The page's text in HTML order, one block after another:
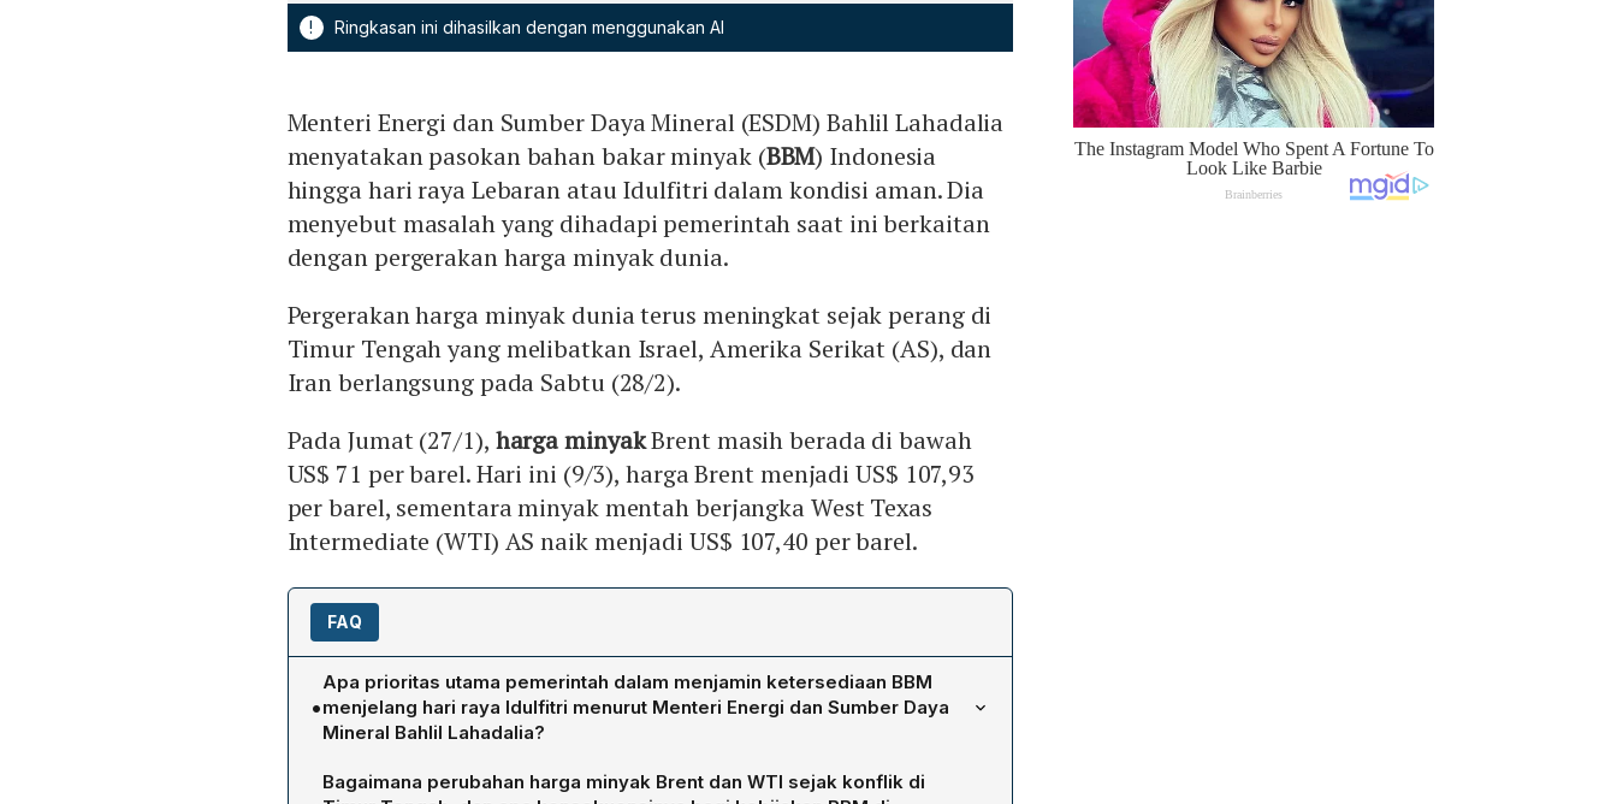
! Ringkasan ini dihasilkan dengan menggunakan AI
Menteri Energi dan Sumber Daya Mineral (ESDM) Bahlil Lahadalia
menyatakan pasokan bahan bakar minyak (BBM) Indonesia
hingga hari raya Lebaran atau Idulfitri dalam kondisi aman. Dia
menyebut masalah yang dihadapi pemerintah saat ini berkaitan
dengan pergerakan harga minyak dunia.
Pergerakan harga minyak dunia terus meningkat sejak perang di
Timur Tengah yang melibatkan Israel, Amerika Serikat (AS), dan
Iran berlangsung pada Sabtu (28/2).
Pada Jumat (27/1), harga minyakBrent masih berada di bawah
US$ 71 per barel. Hari ini (9/3), harga Brent menjadi US$ 107,93
per barel, sementara minyak mentah berjangka West Texas
Intermediate (WTI) AS naik menjadi US$ 107,40 per barel.
FAQ
•
Apa prioritas utama pemerintah dalam menjamin ketersediaan BBM
menjelang hari raya Idulfitri menurut Menteri Energi dan Sumber Daya
Mineral Bahlil Lahadalia?
Bahlil menegaskan bahwa prioritas utama adalah keamanan stok BBM untuk
memperlancar distribusi selama Idulfitri, sehingga tidak terjadi panic buying.
Bagaimana perubahan harga minyak Brent dan WTI sejak konflik di